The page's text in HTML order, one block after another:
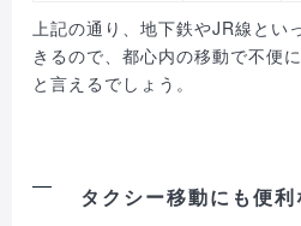
上記の通り、地下鉄やJR線とい
きるので、都心内の移動で不便
と言えるでしょう。
タクシー移動にも便